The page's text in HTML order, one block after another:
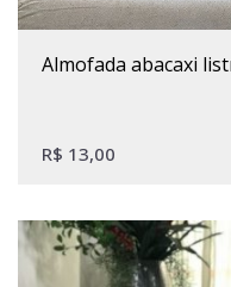
almofada abacaxi
R$ 13,00